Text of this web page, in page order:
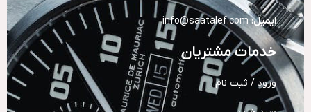
ایمیل: info@saatalef.com
خدمات مشتریان
ورود / ثبت نام